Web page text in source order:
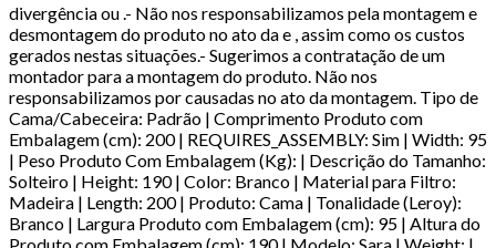
divergência ou .- Não nos responsabilizamos pela montagem e
desmontagem do produto no ato da e , assim como os custos
gerados nestas situações.- Sugerimos a contratação de um
montador para a montagem do produto. Não nos
responsabilizamos por causadas no ato da montagem. Tipo de
Cama/Cabeceira: Padrão | Comprimento Produto com
Embalagem (cm): 200 | REQUIRES_ASSEMBLY: Sim | Width: 95
| Peso Produto Com Embalagem (Kg): | Descrição do Tamanho:
Solteiro | Height: 190 | Color: Branco | Material para Filtro:
Madeira | Length: 200 | Produto: Cama | Tonalidade (Leroy):
Branco | Largura Produto com Embalagem (cm): 95 | Altura do